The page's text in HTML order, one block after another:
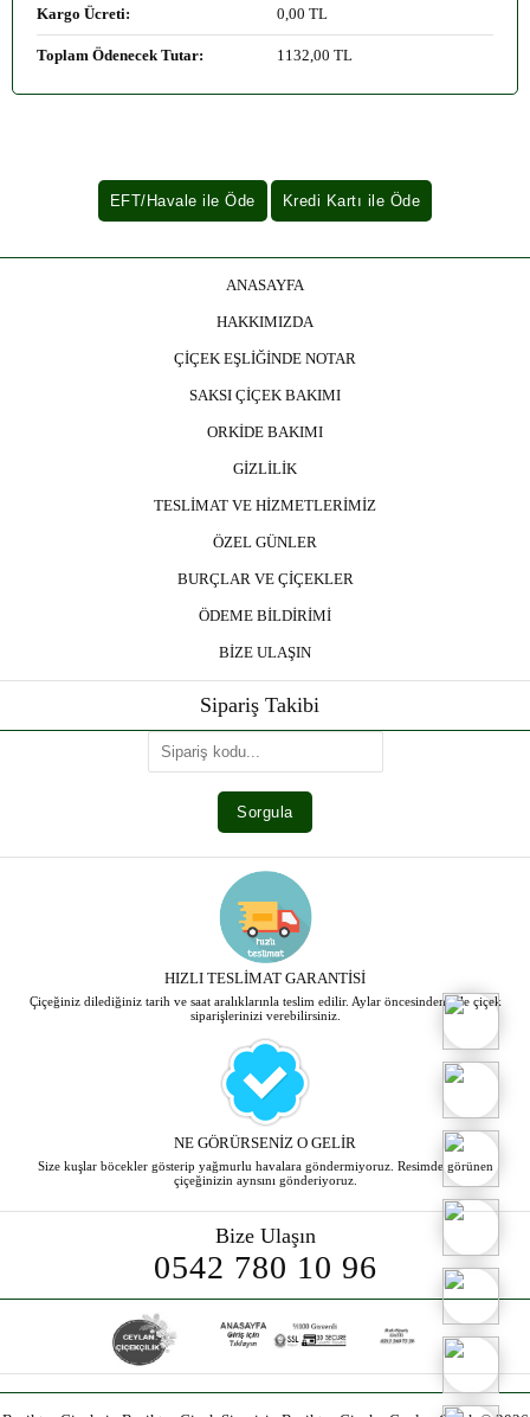
Kargo Ücreti:
0 ,00 TL
Toplam Ödenecek Tutar: 1132 ,00 TL
ANASAYFA
HAKKIMIZDA
ÇİÇEK EŞLİĞİNDE NOTAR
SAKSI ÇİÇEK BAKIMI
ORKİDE BAKIMI
GİZLİLİK
TESLİMAT VE HİZMETLERİMİZ
ÖZEL GÜNLER
BURÇLAR VE ÇİÇEKLER
ÖDEME BİLDİRİMİ
BİZE ULAŞIN
Sipariş Takibi
HIZLI TESLİMAT GARANTİSİ
Çiçeğiniz dilediğiniz tarih ve saat aralıklarınla teslim edilir. Aylar öncesinden bile çiçek
siparişlerinizi verebilirsiniz.
NE GÖRÜRSENİZ O GELİR
Size kuşlar böcekler gösterip yağmurlu havalara göndermiyoruz. Resimde görünen
çiçeğinizin aynsını gönderiyoruz.
Bize Ulaşın
0542 780 10 96